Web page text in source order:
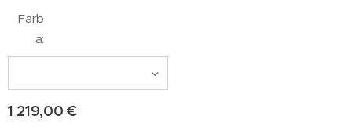
Farb
a:
1 219,00 €